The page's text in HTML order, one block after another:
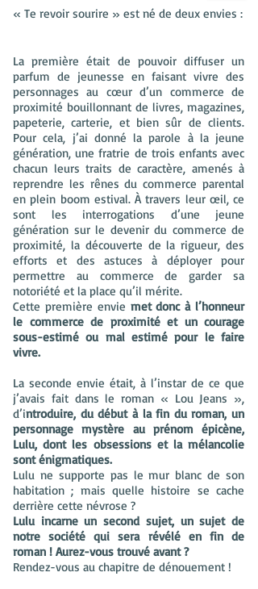
« Te revoir sourire » est né de deux envies :
La première était de pouvoir diffuser un
parfum de jeunesse en faisant vivre des
personnages au cœur d’un commerce de
proximité bouillonnant de livres, magazines,
papeterie, carterie, et bien sûr de clients.
Pour cela, j’ai donné la parole à la jeune
génération, une fratrie de trois enfants avec
chacun leurs traits de caractère, amenés à
reprendre les rênes du commerce parental
en plein boom estival. À travers leur œil, ce
sont les interrogations d’une jeune
génération sur le devenir du commerce de
proximité, la découverte de la rigueur, des
efforts et des astuces à déployer pour
permettre au commerce de garder sa
notoriété et la place qu’il mérite.
Cette première envie met donc à l’honneur
le commerce de proximité et un courage
sous-estimé ou mal estimé pour le faire
vivre.
La seconde envie était, à l’instar de ce que
j’avais fait dans le roman « Lou Jeans »,
d’introduire, du début à la fin du roman, un
personnage mystère au prénom épicène,
Lulu, dont les obsessions et la mélancolie
sont énigmatiques.
Lulu ne supporte pas le mur blanc de son
habitation ; mais quelle histoire se cache
derrière cette névrose ?
Lulu incarne un second sujet, un sujet de
notre société qui sera révélé en fin de
roman ! Aurez-vous trouvé avant ?
Rendez-vous au chapitre de dénouement !